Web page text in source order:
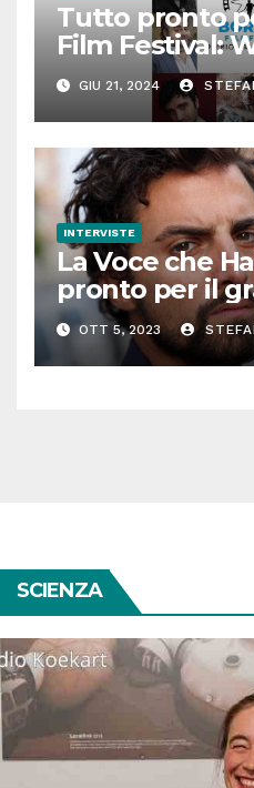
Tutto pronto
Film Festival:
partner della
GIU 21, 2024
INTERVISTE
La Voce che
pronto per il
parla Roberto
OTT 5, 2023
SCIENZA